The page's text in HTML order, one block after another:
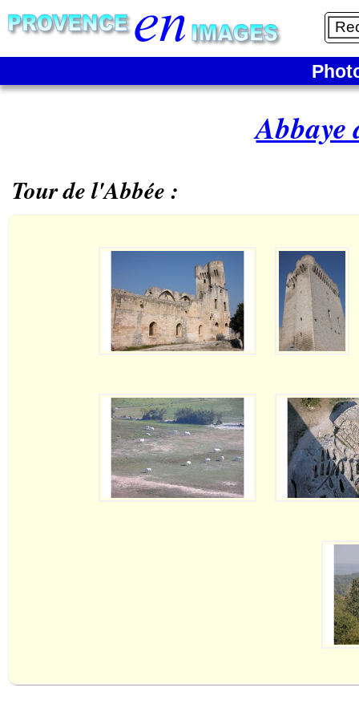
Tour de l'Abbée :